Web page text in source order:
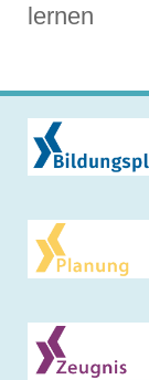
lernen